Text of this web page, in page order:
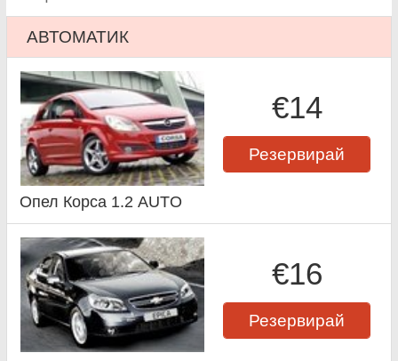
АВТОМАТИК
€14
Резервирай
Опел Корса 1.2 AUTO
€16
Резервирай